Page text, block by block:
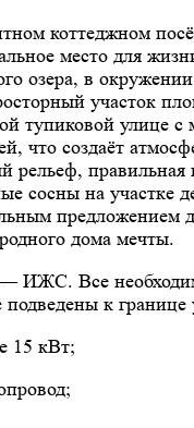
коттеджном
место для
озера, в
участок
тупиковой улице
что создаёт
рельеф, правильная
сосны на участке
предложением
дома мечты.
— ИЖС. Все
к границе
15 кВт;